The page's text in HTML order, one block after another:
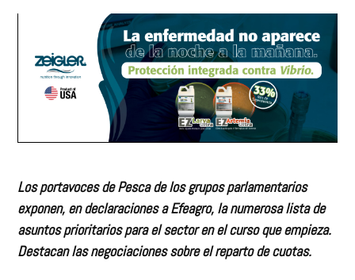
Los portavoces de Pesca de los grupos parlamentarios
exponen, en declaraciones a Efeagro, la numerosa lista de
asuntos prioritarios para el sector en el curso que empieza.
Destacan las negociaciones sobre el reparto de cuotas.